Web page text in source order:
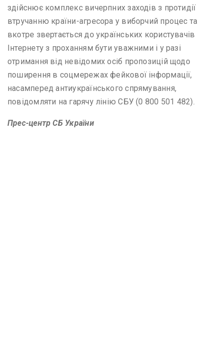
здійснює комплекс вичерпних заходів з протидії
втручанню країни-агресора у виборчий процес та
вкотре звертається до українських користувачів
Інтернету з проханням бути уважними і у разі
отримання від невідомих осіб пропозицій щодо
поширення в соцмережах фейкової інформації,
насамперед антиукраїнського спрямування,
повідомляти на гарячу лінію СБУ (0 800 501 482).
Прес-центр СБ України